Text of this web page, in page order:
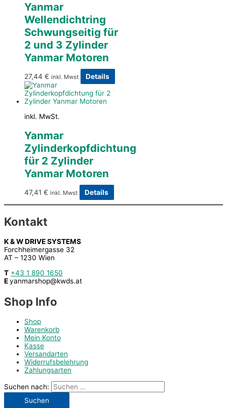
Yanmar
Wellendichtring
Schwungseitig für
2 und 3 Zylinder
Yanmar Motoren
27,44 € inkl. Mwst Details
inkl. MwSt.
Yanmar
Zylinderkopfdichtung
für 2 Zylinder
Yanmar Motoren
47,41 € inkl. Mwst Details
Kontakt
K & W DRIVE SYSTEMS
Forchheimergasse 32
AT – 1230 Wien
T +43 1 890 1650
Eyanmarshop@kwds.at
Shop Info
Shop
Warenkorb
Mein Konto
Kasse
Versandarten
Widerrufsbelehrung
Zahlungsarten
Suchen nach: